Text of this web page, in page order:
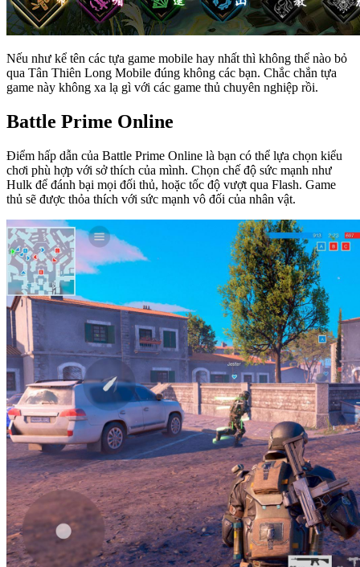
Nếu như kể tên các tựa game mobile hay nhất thì không thể nào bỏ
qua Tân Thiên Long Mobile đúng không các bạn. Chắc chắn tựa
game này không xa lạ gì với các game thủ chuyên nghiệp rồi.
Battle Prime Online
Điểm hấp dẫn của Battle Prime Online là bạn có thể lựa chọn kiểu
chơi phù hợp với sở thích của mình. Chọn chế độ sức mạnh như
Hulk để đánh bại mọi đối thủ, hoặc tốc độ vượt qua Flash. Game
thủ sẽ được thỏa thích với sức mạnh vô đối của nhân vật.